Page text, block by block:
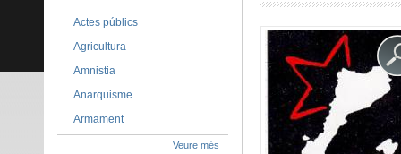
Actes públics
Agricultura
Amnistia
Anarquisme
Armament
Veure més